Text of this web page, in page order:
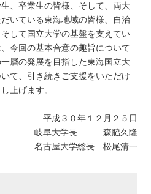
、卒業生の皆様、そして、両大
いている東海地域の皆様、自治
して国立大学の基盤を支えてい
今回の基本合意の趣旨について
層の発展を目指した東海国立大
て、引き続きご支援をいただけ
上げます。
平成３０年１２月２５日
岐阜大学長 森脇久隆
名古屋大学総長 松尾清一